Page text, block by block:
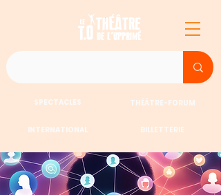
SPECTACLES THÉÂTRE-FORUM
INTERNATIONAL BILLETTERIE